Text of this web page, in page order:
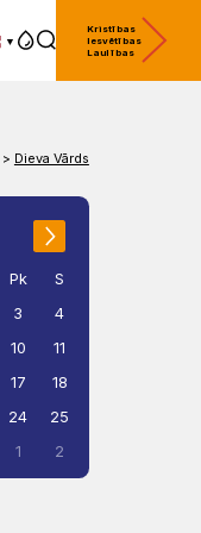
Kristības
Iesvētības
Laulības
> Dieva Vārds
Pk
S
3
4
10
11
17
18
24
25
1 2